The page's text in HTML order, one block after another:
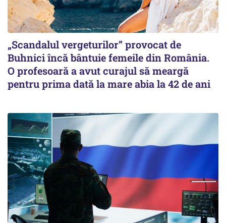
„Scandalul vergeturilor” provocat de
Buhnici încă bântuie femeile din România.
O profesoară a avut curajul să meargă
pentru prima dată la mare abia la 42 de ani